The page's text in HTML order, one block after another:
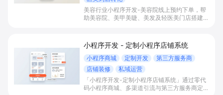
美容行业小程序开发-美容院线上预约下单，帮
助美容院、美甲美睫、美发及轻医美门店搭建线
引流拓客、提升到店转化和复购。
小程序开发 - 定制小程序店铺系统
小程序商城 定制开发
第三方服务商
店铺装修
私域运营
「小程序开发-定制小程序店铺系统」通过零代
码小程序商城、多渠道引流与第三方服务商定制